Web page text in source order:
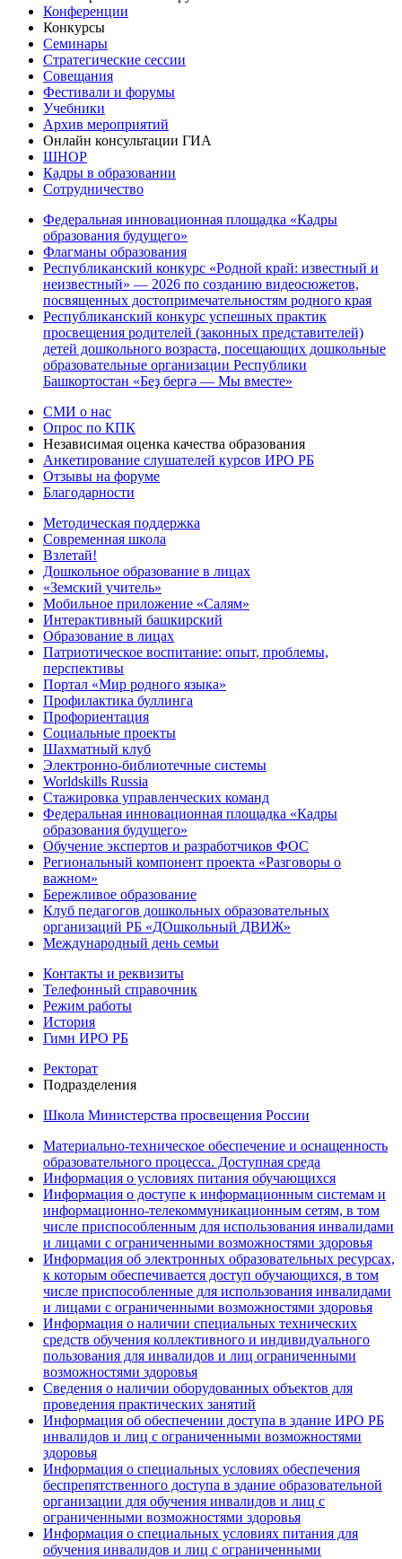
Конференции
Конкурсы
Семинары
Стратегические сессии
Совещания
Фестивали и форумы
Учебники
Архив мероприятий
Онлайн консультации ГИА
ШНОР
Кадры в образовании
Сотрудничество
Федеральная инновационная площадка «Кадры
образования будущего»
Флагманы образования
Республиканский конкурс «Родной край: известный и
неизвестный» — 2026 по созданию видеосюжетов,
посвященных достопримечательностям родного края
Республиканский конкурс успешных практик
просвещения родителей (законных представителей)
детей дошкольного возраста, посещающих дошкольные
образовательные организации Республики
Башкортостан «Беҙ бергә — Мы вместе»
СМИ о нас
Опрос по КПК
Независимая оценка качества образования
Анкетирование слушателей курсов ИРО РБ
Отзывы на форуме
Благодарности
Методическая поддержка
Современная школа
Взлетай!
Дошкольное образование в лицах
«Земский учитель»
Мобильное приложение «Салям»
Интерактивный башкирский
Образование в лицах
Патриотическое воспитание: опыт, проблемы,
перспективы
Портал «Мир родного языка»
Профилактика буллинга
Профориентация
Социальные проекты
Шахматный клуб
Электронно-библиотечные системы
Worldskills Russia
Стажировка управленческих команд
Федеральная инновационная площадка «Кадры
образования будущего»
Обучение экспертов и разработчиков ФОС
Региональный компонент проекта «Разговоры о
важном»
Бережливое образование
Клуб педагогов дошкольных образовательных
организаций РБ «ДОшкольный ДВИЖ»
Международный день семьи
Контакты и реквизиты
Телефонный справочник
Режим работы
История
Гимн ИРО РБ
Ректорат
Подразделения
Школа Министерства просвещения России
Материально-техническое обеспечение и оснащенность
образовательного процесса. Доступная среда
Информация о условиях питания обучающихся
Информация о доступе к информационным системам и
информационно-телекоммуникационным сетям, в том
числе приспособленным для использования инвалидами
и лицами с ограниченными возможностями здоровья
Информация об электронных образовательных ресурсах,
к которым обеспечивается доступ обучающихся, в том
числе приспособленные для использования инвалидами
и лицами с ограниченными возможностями здоровья
Информация о наличии специальных технических
средств обучения коллективного и индивидуального
пользования для инвалидов и лиц ограниченными
возможностями здоровья
Сведения о наличии оборудованных объектов для
проведения практических занятий
Информация об обеспечении доступа в здание ИРО РБ
инвалидов и лиц с ограниченными возможностями
здоровья
Информация о специальных условиях обеспечения
беспрепятственного доступа в здание образовательной
организации для обучения инвалидов и лиц с
ограниченными возможностями здоровья
Информация о специальных условиях питания для
обучения инвалидов и лиц с ограниченными